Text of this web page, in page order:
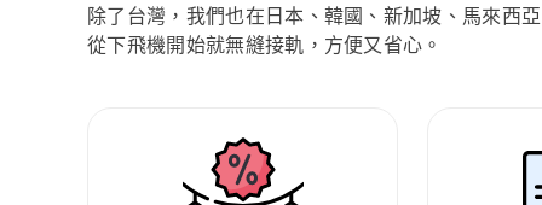
除了台灣，我們也在日本、韓國、新加坡、馬來西
從下飛機開始就無縫接軌，方便又省心。